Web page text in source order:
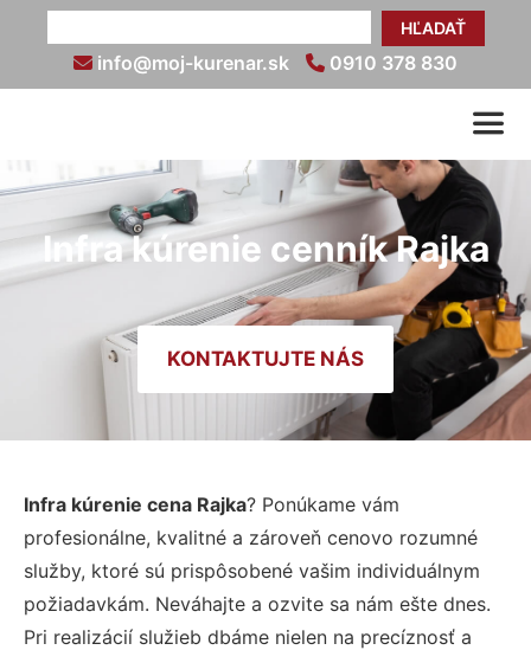
HĽADAŤ
info@moj-kurenar.sk 0910 378 830
Infra kúrenie cenník Rajka
KONTAKTUJTE NÁS
Infra kúrenie cena Rajka? Ponúkame vám
profesionálne, kvalitné a zároveň cenovo rozumné
služby, ktoré sú prispôsobené vašim individuálnym
požiadavkám. Neváhajte a ozvite sa nám ešte dnes.
Pri realizácií služieb dbáme nielen na precíznosť a